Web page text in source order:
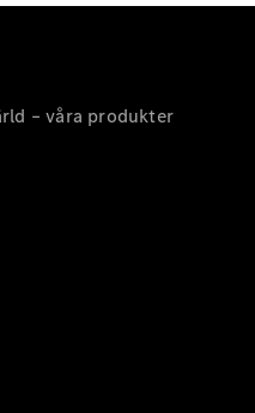
– våra produkter